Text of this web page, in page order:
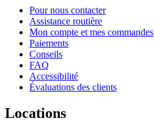
Pour nous contacter
Assistance routière
Mon compte et mes commandes
Paiements
Conseils
FAQ
Accessibilité
Évaluations des clients
Locations